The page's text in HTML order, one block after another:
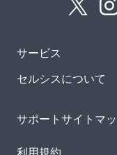
サービス
セルシスについて
サポートサイトマ